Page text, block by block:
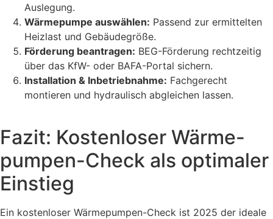
Auslegung.
Wärmepumpe auswählen: Passend zur ermittelten
Heizlast und Gebäudegröße.
Förderung beantragen: BEG-Förderung rechtzeitig
über das KfW- oder BAFA-Portal sichern.
Installation & Inbetriebnahme: Fachgerecht
montieren und hydraulisch abgleichen lassen.
Fazit: Kostenloser Wärme-
pumpen-Check als optimaler
Einstieg
Ein kostenloser Wärmepumpen-Check ist 2025 der ideale